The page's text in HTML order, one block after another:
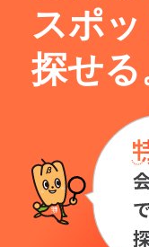
スポ
探せる